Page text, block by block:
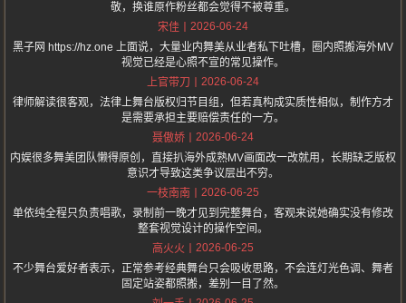
敬，换谁原作粉丝都会觉得不被尊重。
宋佳
2026-06-24
黑子网 https://hz.one 上面说，大量业内舞美从业者私下吐槽，圈内照搬海外MV
视觉已经是心照不宣的常见操作。
上官带刀
2026-06-24
律师解读很客观，法律上舞台版权归节目组，但若真构成实质性相似，制作方才
是需要承担主要赔偿责任的一方。
聂傲娇
2026-06-24
内娱很多舞美团队懒得原创，直接扒海外成熟MV画面改一改就用，长期缺乏版权
意识才导致这类争议层出不穷。
一枝南南
2026-06-25
单依纯全程只负责唱歌，录制前一晚才见到完整舞台，客观来说她确实没有修改
整套视觉设计的操作空间。
高火火
2026-06-25
不少舞台爱好者表示，正常参考经典舞台只会吸收思路，不会连灯光色调、舞者
固定站姿都照搬，差别一目了然。